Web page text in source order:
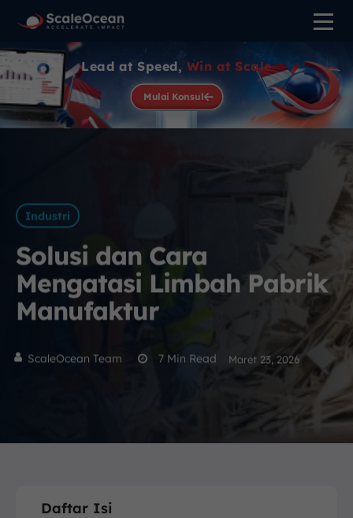
Lead at Speed, Win at Scale
Mulai Konsul
Industri
Solusi dan Cara
Mengatasi Limbah Pabrik
Manufaktur
ScaleOcean Team 7 Min Read Maret 23, 2026
Daftar Isi